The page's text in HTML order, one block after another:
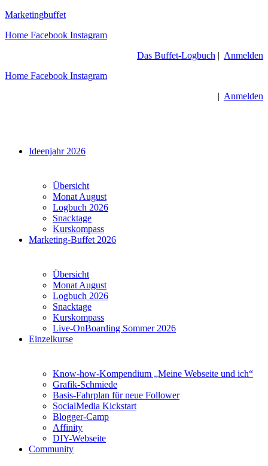
Zum
springen
Marketingbuffet
Home Facebook Instagram
Das Buffet-Logbuch | Anmelden
Home Facebook Instagram
| Anmelden
Menü Ideenjahr 2026
Übersicht
Monat August
Logbuch 2026
Snacktage
Kurskompass
Marketing-Buffet 2026
Übersicht
Monat August
Logbuch 2026
Snacktage
Kurskompass
Live-OnBoarding Sommer 2026
Einzelkurse
Know-how-Kompendium „Meine Webseite und ich“
Grafik-Schmiede
Basis-Fahrplan für neue Follower
SocialMedia Kickstart
Blogger-Camp
Affinity
DIY-Webseite
Community